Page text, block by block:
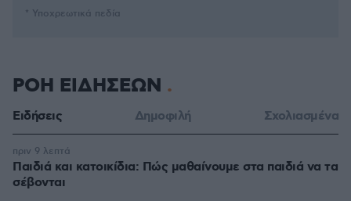
* Υποχρεωτικά πεδία
ΡΟΗ ΕΙΔΗΣΕΩΝ
Ειδήσεις Δημοφιλή Σχολιασμένα
Παιδιά και κατοικίδια: Πώς μαθαίνουμε στα παιδιά να τα
σέβονται
πριν 9 λεπτά